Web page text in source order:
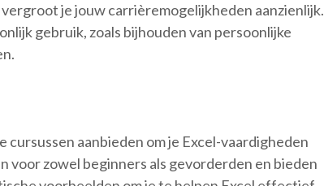
je jouw carrièremogelijkheden aanzienlijk.
gebruik, zoals bijhouden van persoonlijke
aanbieden om je Excel-vaardigheden
zowel beginners als gevorderden en bieden